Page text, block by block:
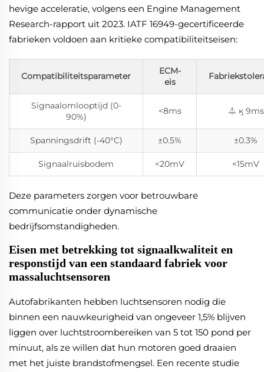
hevige acceleratie, volgens een Engine Management
Research-rapport uit 2023. IATF 16949-gecertificeerde
fabrieken voldoen aan kritieke compatibiliteitseisen:
Compatibiliteitsparameter
ECM-
eis
Signaalomlooptijd (0-
90%)
<8ms ⏃ ӄ 9ms
Spanningsdrift (-40°C) ±0.5% ±0.3%
Signaalruisbodem <20mV <15mV
Deze parameters zorgen voor betrouwbare
communicatie onder dynamische
bedrijfsomstandigheden.
Eisen met betrekking tot signaalkwaliteit en
responstijd van een standaard fabriek voor
massaluchtsensoren
Autofabrikanten hebben luchtsensoren nodig die
binnen een nauwkeurigheid van ongeveer 1,5% blijven
liggen over luchtstroombereiken van 5 tot 150 pond per
minuut, als ze willen dat hun motoren goed draaien
met het juiste brandstofmengsel. Een recente studie